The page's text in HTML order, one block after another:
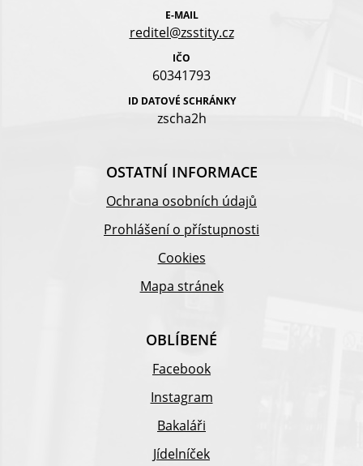
E-MAIL
reditel@zsstity.cz
IČO
60341793
ID DATOVÉ SCHRÁNKY
zscha2h
OSTATNÍ INFORMACE
Ochrana osobních údajů
Prohlášení o přístupnosti
Cookies
Mapa stránek
OBLÍBENÉ
Facebook
Instagram
Bakaláři
Jídelníček